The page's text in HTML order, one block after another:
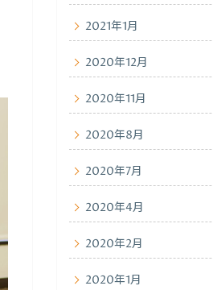
2021年1月
2020年12月
2020年11月
2020年8月
2020年7月
2020年4月
2020年2月
2020年1月